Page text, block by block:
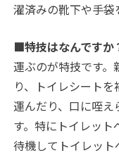
濯済みの靴下や手袋
■特技はなんですか
運ぶのが特技です
り、トイレシート
運んだり、口に咥
す。特にトイレッ
待機してトイレット